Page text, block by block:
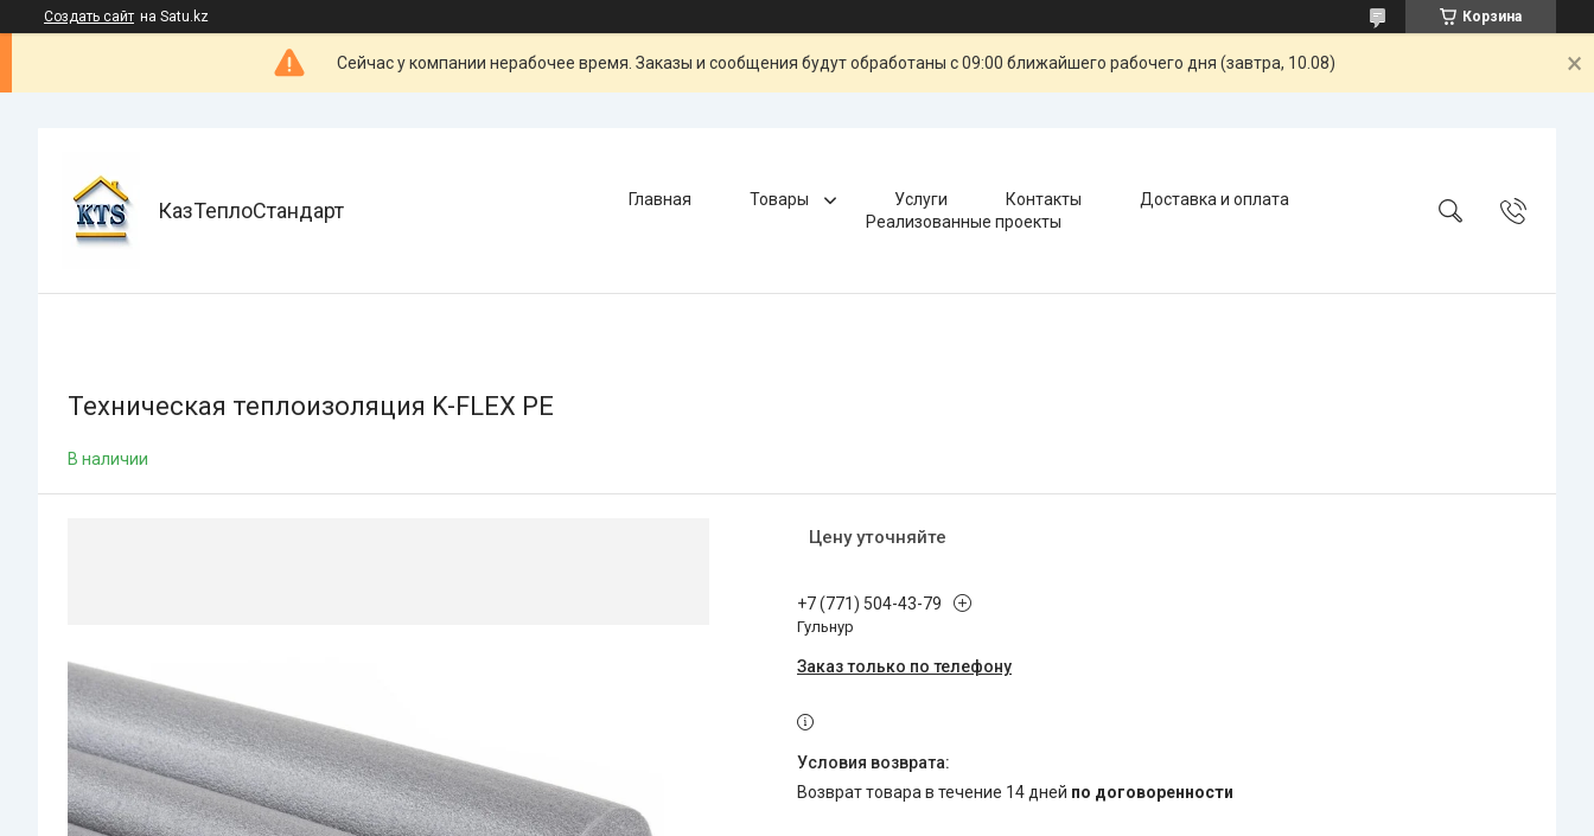
Создать сайт на Satu.kz Корзина
Сейчас у компании нерабочее время. Заказы и сообщения будут обработаны с 09:00 ближайшего рабочего дня (завтра, 10.08)
КазТеплоСтандарт Главная Товары Услуги Контакты
Доставка и оплата
Реализованные проекты
Техническая теплоизоляция K-FLEX PE
В наличии
Цену уточняйте
+7 (771) 504-43-79
Гульнур
Заказ только по телефону
возврат товара в течение 14 дней по договоренности